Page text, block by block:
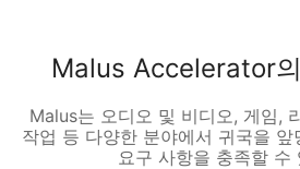
Malus Accelerator
Malus는 오디오 및 비디오, 게임,
작업 등 다양한 분야에서 귀국을
요구 사항을 충족할 수